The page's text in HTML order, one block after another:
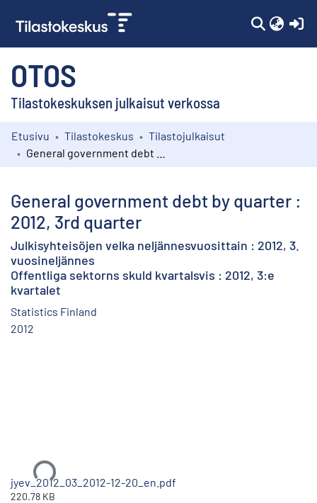
OTOS
Tilastokeskuksen julkaisut verkossa
Kokoelmat
Etusivu Tilastokeskus
Tilastojulkaisut
General government debt by quarter :
2012, 3rd quarter
Julkisyhteisöjen velka neljännesvuosittain : 2012, 3.
vuosineljännes
Offentliga sektorns skuld kvartalsvis : 2012, 3:e
kvartalet
Statistics Finland
2012
Ladataan...
jyev_2012_03_2012-12-20_en.pdf
220.78 KB